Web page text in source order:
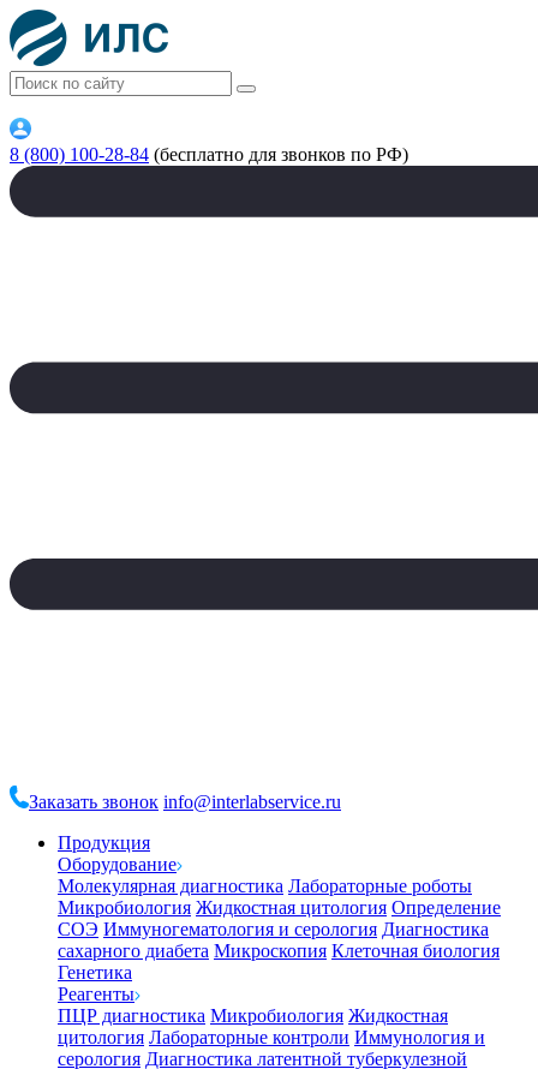
8 (800) 100-28-84 (бесплатно для звонков по РФ)
Заказать звонок info@interlabservice.ru
Продукция
Оборудование
Молекулярная диагностика Лабораторные роботы
Микробиология Жидкостная цитология Определение
СОЭ Иммуногематология и серология Диагностика
сахарного диабета Микроскопия Клеточная биология
Генетика
Реагенты
ПЦР диагностика Микробиология Жидкостная
цитология Лабораторные контроли Иммунология и
серология Диагностика латентной туберкулезной